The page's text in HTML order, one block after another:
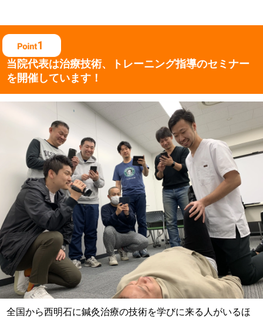
当院代表は治療技術、 トレーニング指導のセミナー
を開催しています！
全国から西明石に鍼灸治療の技術を学びに来る人がいるほ